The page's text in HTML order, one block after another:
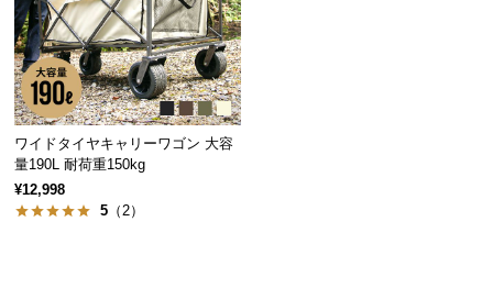
に
つ
い
て
保
証
に
つ
ワイドタイヤキャリーワゴン 大容
量190L 耐荷重150kg
¥12,998
5 （2）